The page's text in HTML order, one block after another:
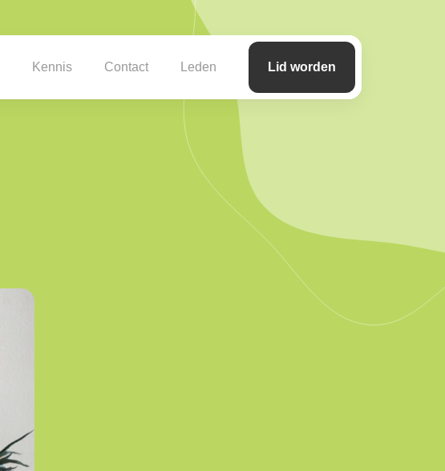
Kennis Contact Leden Lid worden